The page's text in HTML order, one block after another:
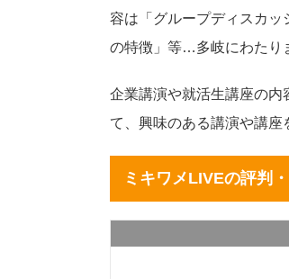
容は「グループディスカッ
の特徴」等…多岐にわたり
企業講演や就活生講座の内
て、興味のある講演や講座
ミキワメLIVEの評判